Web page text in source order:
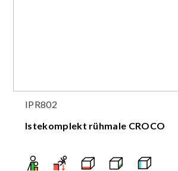
IPR802
Istekomplekt rühmale CROCO